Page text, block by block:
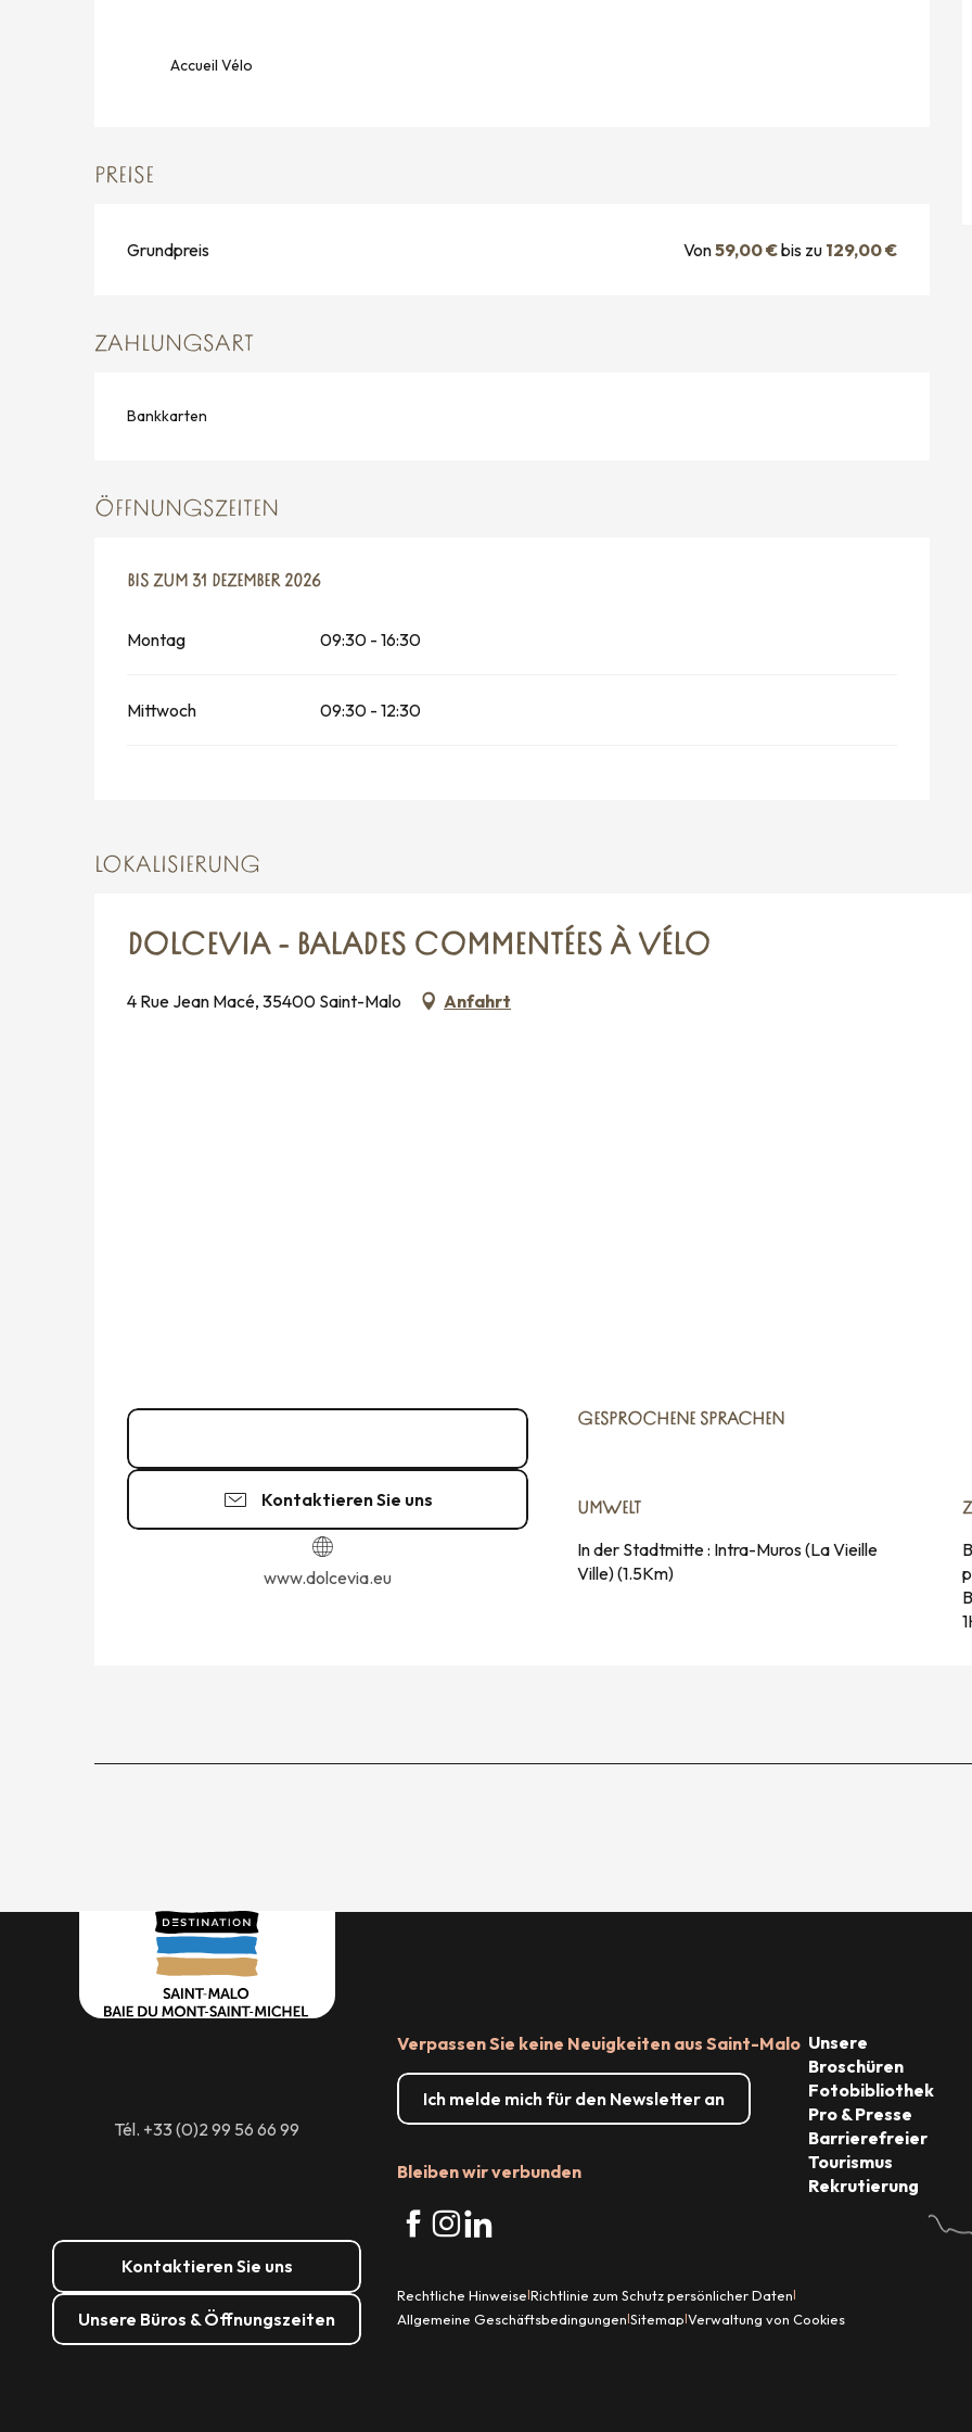
Accueil Vélo
PREISE
Grundpreis Von59,00 €bis zu 129,00 €
ZAHLUNGSART
Bankkarten
ÖFFNUNGSZEITEN
VOM23 MÄRZ 2026 BIS ZUM
BIS ZUM 31 DEZEMBER 2026
Montag 09:30 - 16:30
Mittwoch 09:30 - 12:30
LOKALISIERUNG
DOLCEVIA - BALADES COMMENTÉES À VÉLO
4 Rue Jean Macé, 35400 Saint-Malo Anfahrt
Kontaktieren Sie uns
www.dolcevia.eu
GESPROCHENE SPRACHEN
GESPROCHENE SPRACHEN
UMWELT
UMWELT
In der Stadtmitte : Intra-Muros (La Vieille
Ville)(1.5Km)
Tél. +33 (0)2 99 56 66 99
Kontaktieren Sie uns
Unsere Büros & Öffnungszeiten
Verpassen Sie keine Neuigkeiten aus Saint-Malo
Ich melde mich für den Newsletter an
Bleiben wir verbunden
Unsere
Broschüren
Fotobibliothek
Pro & Presse
Barrierefreier
Tourismus
Rekrutierung
Rechtliche Hinweise|Richtlinie zum Schutz persönlicher Daten|
Allgemeine Geschäftsbedingungen|Sitemap|Verwaltung von Cookies